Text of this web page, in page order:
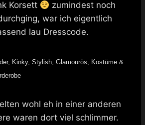
Korsett
zumindest noch
war ich eigentlich
lau Dresscode.
Kinky, Stylish, Glamourös, Kostüme &
wohl eh in einer anderen
waren dort viel schlimmer.